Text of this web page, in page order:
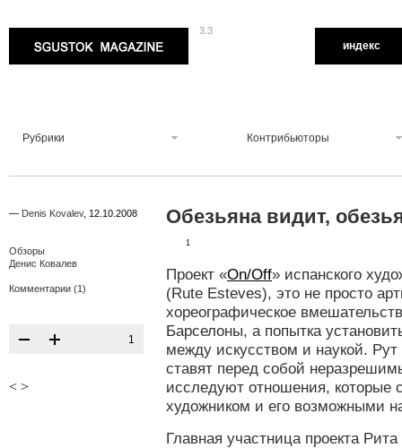
3.3
индекс
Рубрики Контрибьюторы
— Denis Kovalev, 12.10.2008
Обзоры
Денис Ковалев
Комментарии (1)
1
< >
Обезьяна видит,
1
Проект «On/Off» испанского
(Rute Esteves), это не просто
хореографическое
Барселоны, а попытка
между искусством и наукой. Рут
ставят перед собой
исследуют отношения, которые
художником и его возможными
Главная участница проекта